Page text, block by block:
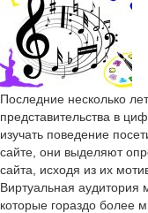
Последние несколько
представительства в
изучать поведение
сайте, они выделяют
сайта, исходя из их
Виртуальная аудитория
которые гораздо более